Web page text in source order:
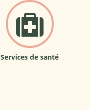
Services de santé